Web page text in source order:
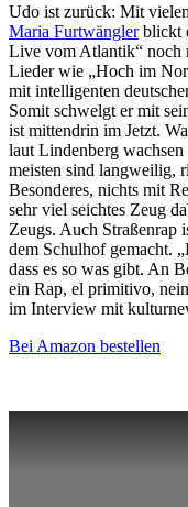
Udo ist zurück: Mit
Maria Furtwänglerblickt
Live vom Atlantik“ noch
Lieder wie „Hoch im
mit intelligenten
Somit schwelgt er mit
ist mittendrin im Jetzt.
laut Lindenberg
meisten sind langweilig,
Besonderes, nichts mit
sehr viel seichtes Zeug
Zeugs. Auch Straßenrap
dem Schulhof gemacht.
dass es so was gibt. An
ein Rap, el primitivo,
im Interview mit
Bei Amazon bestellen